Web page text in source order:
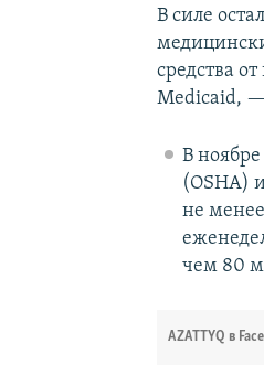
В силе
средства
Medicaid, —
В
(OSHA)
не
чем 80
AZATTYQ в